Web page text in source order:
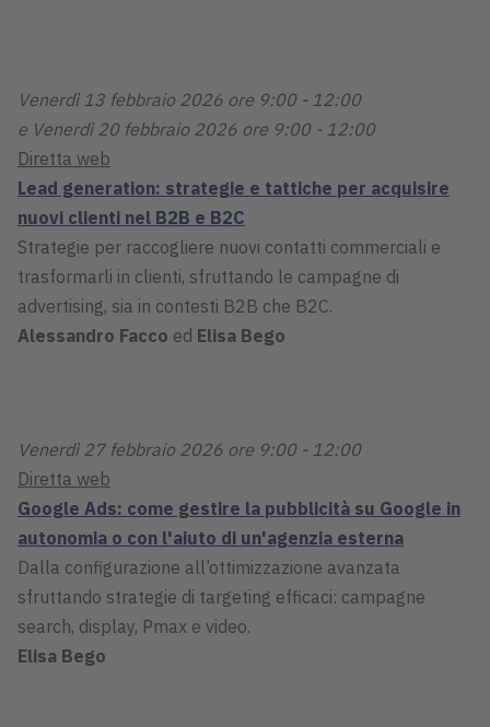
Venerdì 13 febbraio 2026 ore 9:00 - 12:00
e Venerdì 20 febbraio 2026 ore 9:00 - 12:00
Diretta web
Lead generation: strategie e tattiche per acquisire
nuovi clienti nel B2B e B2C
Strategie per raccogliere nuovi contatti commerciali e
trasformarli in clienti, sfruttando le campagne di
advertising, sia in contesti B2B che B2C.
Alessandro Facco ed Elisa Bego
Venerdì 27 febbraio 2026 ore 9:00 - 12:00
Diretta web
Google Ads: come gestire la pubblicità su Google in
autonomia o con l'aiuto di un'agenzia esterna
Dalla configurazione all’ottimizzazione avanzata
sfruttando strategie di targeting efficaci: campagne
search, display, Pmax e video.
Elisa Bego